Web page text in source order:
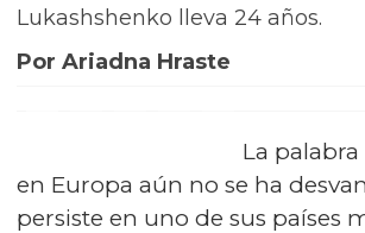
Lukashshenko lleva 24 años.
Por Ariadna Hraste
La palabra
en Europa aún no se ha
persiste en uno de sus países